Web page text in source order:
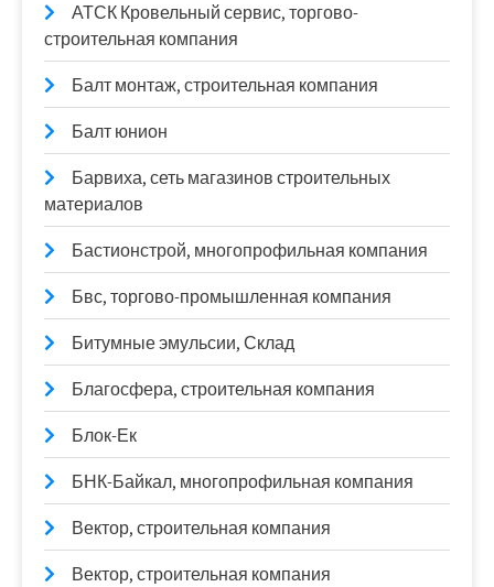
АТСК Кровельный сервис, торгово-
строительная компания
Балт монтаж, строительная компания
Балт юнион
Барвиха, сеть магазинов строительных
материалов
Бастионстрой, многопрофильная компания
Бвс, торгово-промышленная компания
Битумные эмульсии, Склад
Благосфера, строительная компания
Блок-Ек
БНК-Байкал, многопрофильная компания
Вектор, строительная компания
Вектор, строительная компания